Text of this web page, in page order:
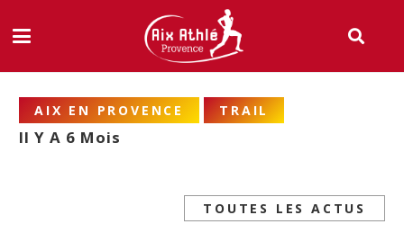
AIX EN PROVENCE TRAIL
Il Y A 6 Mois
TOUTES LES ACTUS